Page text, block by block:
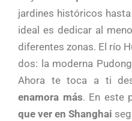
jardines históricos
ideal es dedicar al
diferentes zonas. El río
dos: la moderna
Ahora te toca a ti
enamora más. En este
que ver en Shanghai